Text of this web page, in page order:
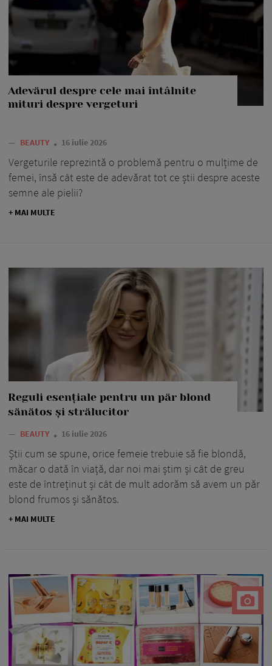
Adevărul despre cele mai întâlnite
mituri despre vergeturi
— BEAUTY 16 iulie 2026
Vergeturile reprezintă o problemă pentru o mulțime de
femei, însă cât este de adevărat tot ce știi despre aceste
semne ale pielii?
+ MAI MULTE
Reguli esențiale pentru un păr blond
sănătos și strălucitor
— BEAUTY 16 iulie 2026
Știi cum se spune, orice femeie trebuie să fie blondă,
măcar o dată în viață, dar noi mai știm și cât de greu
este de întreținut și cât de mult adorăm să avem un păr
blond frumos și sănătos.
+ MAI MULTE